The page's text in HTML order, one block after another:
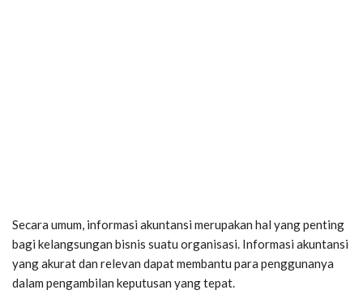
Secara umum, informasi akuntansi merupakan hal yang penting
bagi kelangsungan bisnis suatu organisasi. Informasi akuntansi
yang akurat dan relevan dapat membantu para penggunanya
dalam pengambilan keputusan yang tepat.